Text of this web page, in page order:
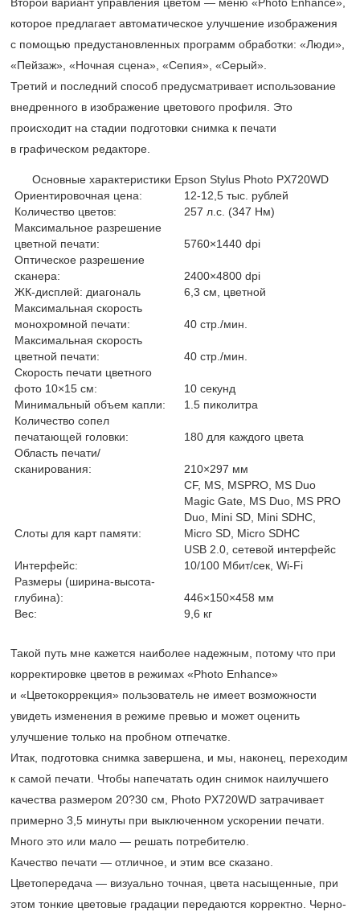
которое предлагает автоматическое улучшение изображения
с помощью предустановленных программ обработки: «Люди»,
«Пейзаж», «Ночная сцена», «Сепия», «Серый».
Третий и последний способ предусматривает использование
внедренного в изображение цветового профиля. Это
происходит на стадии подготовки снимка к печати
в графическом редакторе.
Основные характеристики Epson Stylus Photo PX720WD
Ориентировочная цена:
12-12,5 тыс. рублей
Количество цветов:
257 л.с. (347 Нм)
Максимальное разрешение
цветной печати:
5760×1440 dpi
Оптическое разрешение
сканера:
2400×4800 dpi
ЖК-дисплей: диагональ
6,3 см, цветной
Максимальная скорость
монохромной печати:
40 стр./мин.
Максимальная скорость
цветной печати:
40 стр./мин.
Скорость печати цветного
фото 10×15 см:
10 секунд
Минимальный объем капли:
1.5 пиколитра
Количество сопел
печатающей головки:
180 для каждого цвета
Область печати/
сканирования:
210×297 мм
Слоты для карт памяти:
CF, MS, MSPRO, MS Duo
Magic Gate, MS Duo, MS PRO
Duo, Mini SD, Mini SDHC,
Micro SD, Micro SDHC
Интерфейс:
USB 2.0, сетевой интерфейс
10/100 Мбит/сек, Wi-Fi
Размеры (ширина-высота-
глубина):
446×150×458 мм
Вес:
9,6 кг
Такой путь мне кажется наиболее надежным, потому что при
корректировке цветов в режимах «Photo Enhance»
и «Цветокоррекция» пользователь не имеет возможности
увидеть изменения в режиме превью и может оценить
улучшение только на пробном отпечатке.
Итак, подготовка снимка завершена, и мы, наконец, переходим
к самой печати. Чтобы напечатать один снимок наилучшего
качества размером 20?30 см, Photo PX720WD затрачивает
примерно 3,5 минуты при выключенном ускорении печати.
Много это или мало — решать потребителю.
Качество печати — отличное, и этим все сказано.
Цветопередача — визуально точная, цвета насыщенные, при
этом тонкие цветовые градации передаются корректно. Черно-